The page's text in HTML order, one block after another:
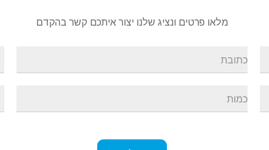
מלאו פרטים ונציג שלנו יצור איתכם קשר בהקדם